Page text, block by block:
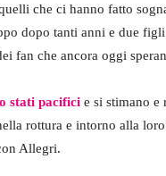
che ci hanno fatto
dopo tanti anni e due
fan che ancora oggi
stati pacifici e si stimano e
rottura e intorno alla
Allegri.